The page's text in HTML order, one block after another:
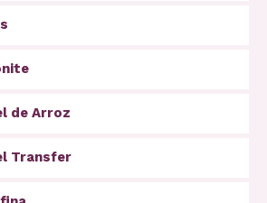
de Arroz
Transfer